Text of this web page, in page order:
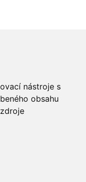
nástroje s
obsahu